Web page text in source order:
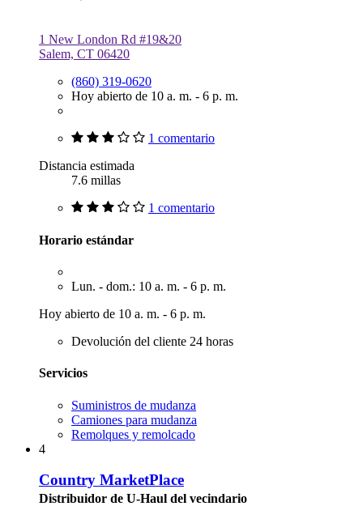
1 New London Rd #19&20
Salem, CT 06420
(860) 319-0620
Hoy abierto de 10 a. m. - 6 p. m.
1 comentario
Distancia estimada
7.6 millas
1 comentario
Horario estándar
Lun. - dom.: 10 a. m. - 6 p. m.
Hoy abierto de 10 a. m. - 6 p. m.
Devolución del cliente 24 horas
Servicios
Suministros de mudanza
Camiones para mudanza
Remolques y remolcado
4
Country MarketPlace
Distribuidor de U-Haul del vecindario